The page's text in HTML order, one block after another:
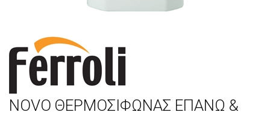
NOVO ΘΕΡΜΟΣΙΦΩΝΑΣ ΕΠΑΝΩ &